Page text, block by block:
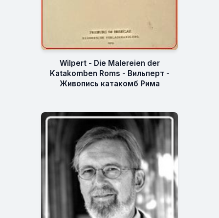
Wilpert - Die Malereien der
Katakomben Roms - Вильперт -
Живопись катакомб Рима